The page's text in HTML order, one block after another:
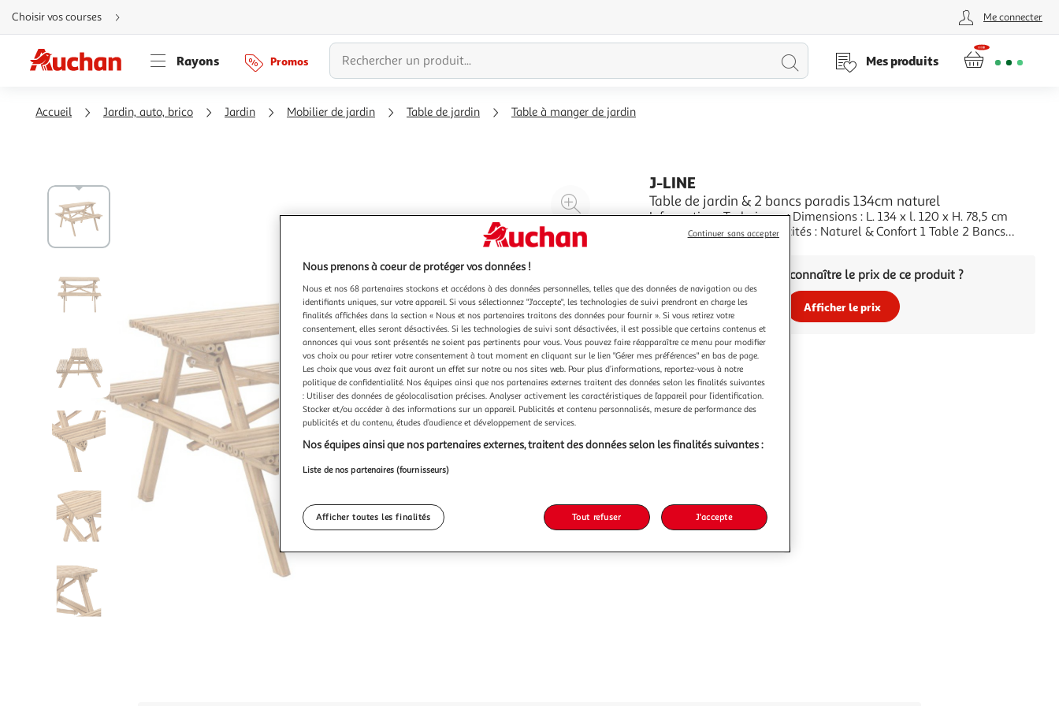
Aller
directement
au
Aller
directement
à
Aller
directement
Choisir vos courses Me connecter
Rayons Promos
Lancer
Mes produits
Accueil Jardin, auto, brico Jardin Mobilier de jardin Table de jardin Table à manger de jardin
Agrandir
l'illustration
à
Réduire
à
100
%
Partager
le
produit
J-LINE
Table de jardin & 2 bancs paradis 134cm naturel
Informations Techniques : Dimensions : L. 134 x l. 120 x H. 78,5 cm
Matière : Bambou Spécificités : Naturel & Confort 1 Table 2 Bancs
Vous voulez connaître le prix de ce produit ?
Afficher le prix
Nous prenons à coeur de protéger vos données !
Nous et nos 68 partenaires stockons et accédons à des données personnelles, telles que des données de navigation ou des
identifiants uniques, sur votre appareil. Si vous sélectionnez "J'accepte", les technologies de suivi prendront en charge les
finalités affichées dans la section « Nous et nos partenaires traitons des données pour fournir ». Si vous retirez votre
consentement, elles seront désactivées. Si les technologies de suivi sont désactivées, il est possible que certains contenus et
annonces qui vous sont présentés ne soient pas pertinents pour vous. Vous pouvez faire réapparaître ce menu pour modifier
vos choix ou pour retirer votre consentement à tout moment en cliquant sur le lien "Gérer mes préférences" en bas de page.
Les choix que vous avez fait auront un effet sur notre ou nos sites web. Pour plus d’informations, reportez-vous à notre
politique de confidentialité. Nos équipes ainsi que nos partenaires externes traitent des données selon les finalités suivantes
: Utiliser des données de géolocalisation précises. Analyser activement les caractéristiques de l’appareil pour l’identification.
Stocker et/ou accéder à des informations sur un appareil. Publicités et contenu personnalisés, mesure de performance des
publicités et du contenu, études d’audience et développement de services.
Nos équipes ainsi que nos partenaires externes, traitent des données selon les finalités suivantes :
Liste de nos partenaires (fournisseurs)
Afficher toutes les finalités Tout refuser J'accepte
Continuer sans accepter